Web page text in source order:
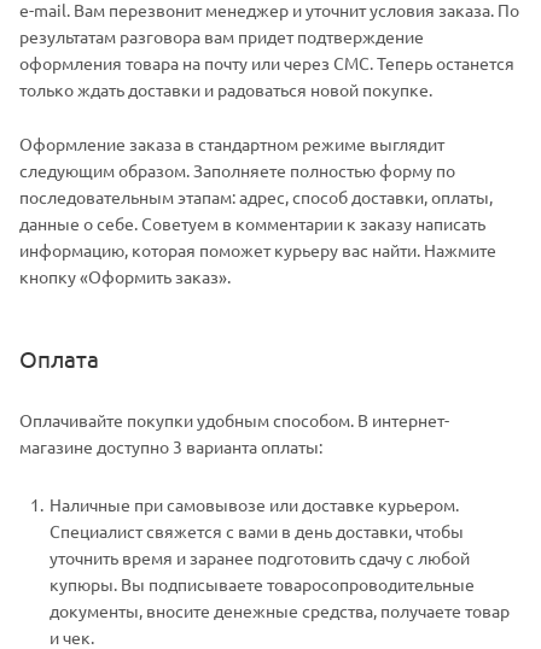
e-mail. Вам перезвонит менеджер и уточнит условия заказа. По
результатам разговора вам придет подтверждение
оформления товара на почту или через СМС. Теперь останется
только ждать доставки и радоваться новой покупке.
Оформление заказа в стандартном режиме выглядит
следующим образом. Заполняете полностью форму по
последовательным этапам: адрес, способ доставки, оплаты,
данные о себе. Советуем в комментарии к заказу написать
информацию, которая поможет курьеру вас найти. Нажмите
кнопку «Оформить заказ».
Оплата
Оплачивайте покупки удобным способом. В интернет-
магазине доступно 3 варианта оплаты:
Наличные при самовывозе или доставке курьером.
Специалист свяжется с вами в день доставки, чтобы
уточнить время и заранее подготовить сдачу с любой
купюры. Вы подписываете товаросопроводительные
документы, вносите денежные средства, получаете товар
и чек.